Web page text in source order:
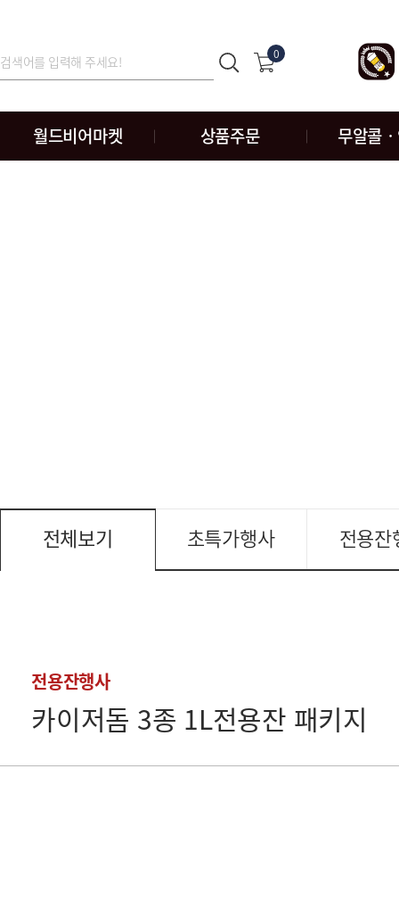
0
월드비어마켓 상품주문 무알콜
전체보기 초특가행사 전용잔
전용잔행사
카이저돔 3종 1L전용잔 패키지